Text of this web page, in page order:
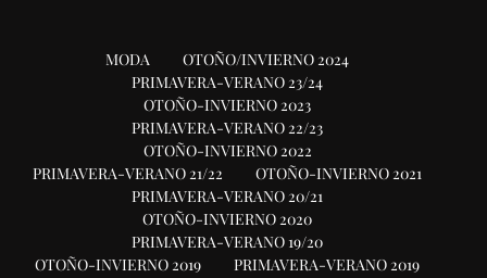
MODA
OTOÑO/INVIERNO 2024
PRIMAVERA-VERANO 23/24
OTOÑO-INVIERNO 2023
PRIMAVERA-VERANO 22/23
OTOÑO-INVIERNO 2022
PRIMAVERA-VERANO 21/22
OTOÑO-INVIERNO 2021
PRIMAVERA-VERANO 20/21
OTOÑO-INVIERNO 2020
PRIMAVERA-VERANO 19/20
OTOÑO-INVIERNO 2019
PRIMAVERA-VERANO 2019